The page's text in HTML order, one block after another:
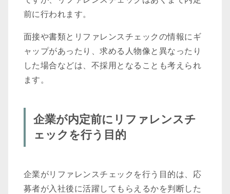
前に行われます。
面接や書類とリファレンスチェックの情報にギ
ャップがあったり、求める人物像と異なったり
した場合などは、不採用となることも考えられ
ます。
企業が内定前にリファレンスチ
ェックを行う目的
企業がリファレンスチェックを行う目的は、応
募者が入社後に活躍してもらえるかを判断した